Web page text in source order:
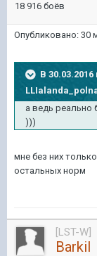
18 916 боёв
Опубликовано: 30
В
а ведь реально
)))
мне без них
остальных норм
[LST-W]
Barkil